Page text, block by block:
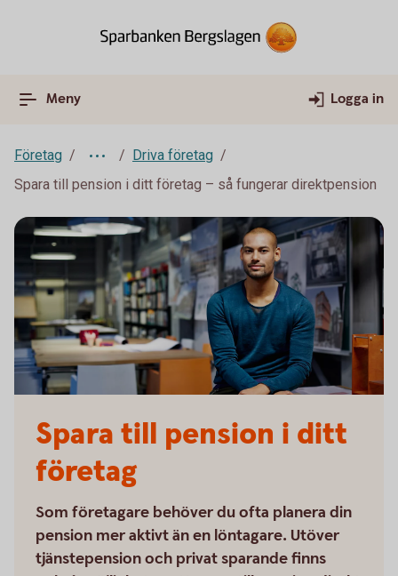
Meny Logga in
Företag
Driva företag
Spara till pension i ditt företag – så fungerar direktpension
Spara till pension i ditt
företag
Som företagare behöver du ofta planera din
pension mer aktivt än en löntagare. Utöver
tjänstepension och privat sparande finns